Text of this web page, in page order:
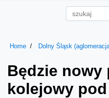
Home Dolny Śląsk
Będzie nowy
kolejowy pod